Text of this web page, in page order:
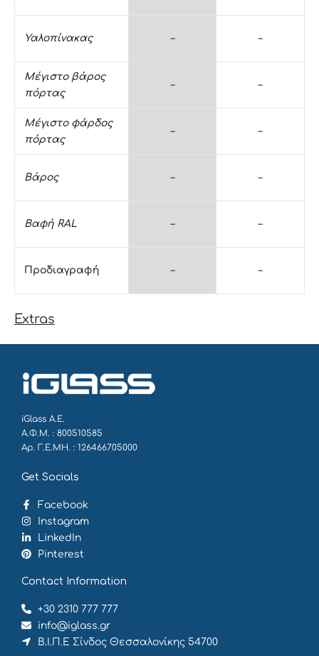
Υαλοπίνακας – –
Μέγιστο βάρος
πόρτας
– –
Μέγιστο φάρδος
πόρτας
– –
Βάρος – –
Βαφή RAL – –
Προδιαγραφή – –
Extras
iGlass Α.Ε.
Α.Φ.Μ. : 800510585
Αρ. Γ.Ε.ΜΗ. : 126466705000
Get Socials
Facebook
Instagram
LinkedIn
Pinterest
Contact Information
+30 2310 777 777
info@iglass.gr
Β.Ι.Π.Ε Σίνδος Θεσσαλονίκης 54700